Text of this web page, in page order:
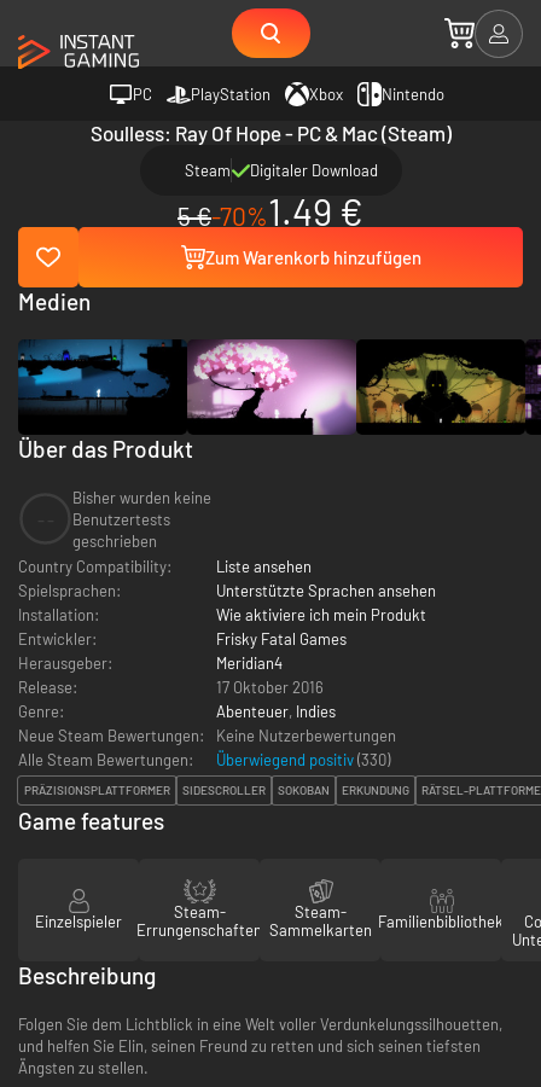
PC PlayStation Xbox Nintendo
Soulless: Ray Of Hope - PC & Mac (Steam)
Steam Digitaler Download
5 €-70%1.49 €
Zum Warenkorb hinzufügen
Über das Produkt
Bisher wurden keine
Benutzertests
geschrieben
Country Compatibility:
Liste ansehen
Spielsprachen:
Unterstützte Sprachen ansehen
Installation:
Wie aktiviere ich mein Produkt
Entwickler:
Frisky Fatal Games
Herausgeber:
Meridian4
Release:
17 Oktober 2016
Genre:
Abenteuer, Indies
Neue Steam Bewertungen:
Keine Nutzerbewertungen
Alle Steam Bewertungen:
Überwiegend positiv(330)
PRÄZISIONSPLATTFORMER SIDESCROLLER SOKOBAN ERKUNDUNG RÄTSEL-
Medien
Game features
Einzelspieler
Steam-
Errungenschaften
Steam-
Sammelkarten Familienbibliothek
Beschreibung
Folgen Sie dem Lichtblick in eine Welt voller Verdunkelungssilhouetten,
und helfen Sie Elin, seinen Freund zu retten und sich seinen tiefsten
Ängsten zu stellen.